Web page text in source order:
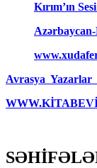
Kırım’ın
Avrasya